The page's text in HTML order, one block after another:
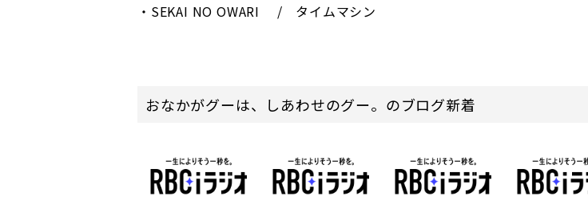
・SEKAI NO OWARI / タイムマシン
おなかがグーは、しあわせのグー。のブログ新着